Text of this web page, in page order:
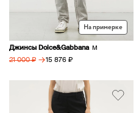
На примерке
Джинсы Dolce&Gabbana M
21 000 ₽ → 15 876 ₽